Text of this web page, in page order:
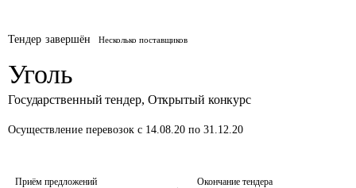
Тендер завершён Несколько поставщиков
Уголь
Государственный тендер, Открытый конкурс
Осуществление перевозок с 14.08.20 по 31.12.20
Приём предложений
Окончание тендера